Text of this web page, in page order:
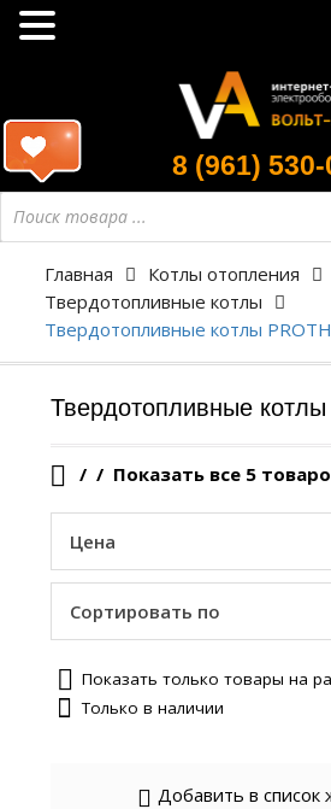
8 (961)
товара
Главная
Котлы отопления
Твердотопливные котлы
Твердотопливные котлы
Твердотопливные
/ Показать все 5
Цена
Сортировать по
Показать только товары на
Только в наличии
Добавить в список